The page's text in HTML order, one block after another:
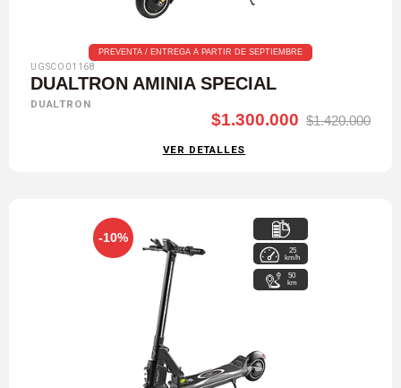
PREVENTA / ENTREGA A PARTIR DE SEPTIEMBRE
UGSCO01168
DUALTRON AMINIA SPECIAL
DUALTRON
$1.300.000 $1.420.000
VER DETALLES
-10%
52 V / 22,5 Ah
25
km/h
50
km